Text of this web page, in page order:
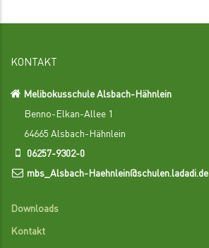
KONTAKT
Melibokusschule Alsbach-Hähnlein
Benno-Elkan-Allee 1
64665 Alsbach-Hähnlein
06257-9302-0
mbs_Alsbach-Haehnlein@schulen.ladadi.de
Downloads
Kontakt